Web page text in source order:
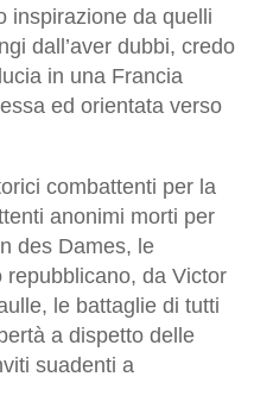
inspirazione da quelli
dall’aver dubbi, credo
in una Francia
ed orientata verso
combattenti per la
anonimi morti per
des Dames, le
da Victor
le battaglie di tutti
a dispetto delle
suadenti a